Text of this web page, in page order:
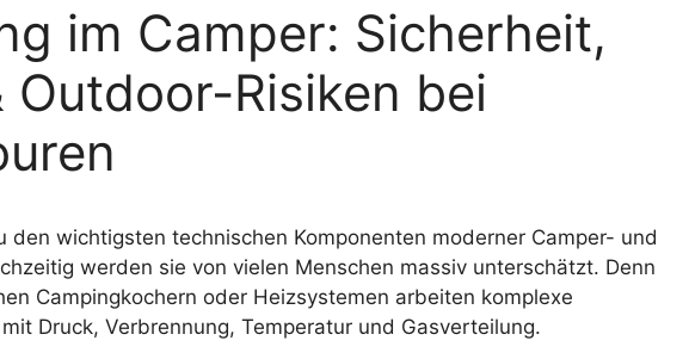
im Camper: Sicherheit,
Outdoor-Risiken bei
den wichtigsten technischen Komponenten moderner Camper- und
werden sie von vielen Menschen massiv unterschätzt. Denn
Campingkochern oder Heizsystemen arbeiten komplexe
Druck, Verbrennung, Temperatur und Gasverteilung.